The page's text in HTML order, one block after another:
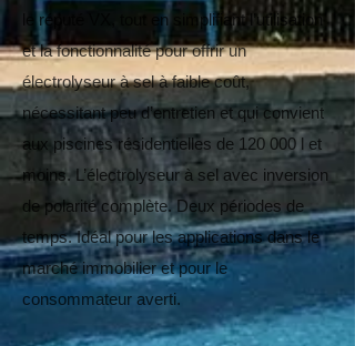
le réputé VX, tout en simplifiant l’utilisation
et la fonctionnalité pour offrir un
électrolyseur à sel à faible coût,
nécessitant peu d’entretien et qui convient
aux piscines résidentielles de 120 000 l et
moins. L’électrolyseur à sel avec inversion
de polarité complète. Deux périodes de
temps. Idéal pour les applications dans le
marché immobilier et pour le
consommateur averti.